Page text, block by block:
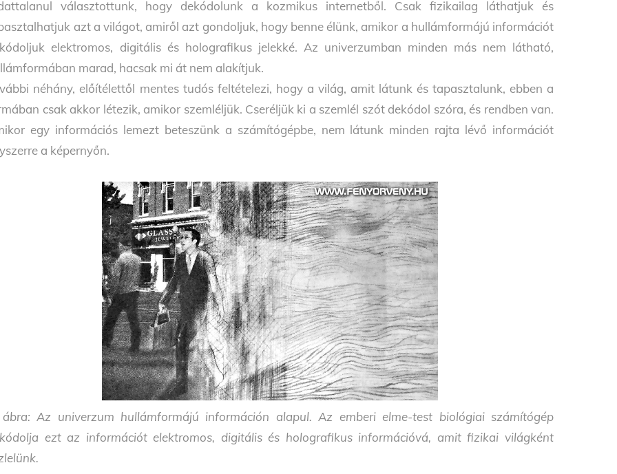
választottunk, hogy dekódolunk a kozmikus internetből. Csak fizikailag láthatjuk és
azt a világot, amiről azt gondoljuk, hogy benne élünk, amikor a hullámformájú információt
elektromos, digitális és holografikus jelekké. Az univerzumban minden más nem látható,
marad, hacsak mi át nem alakítjuk.
néhány, előítélettől mentes tudós feltételezi, hogy a világ, amit látunk és tapasztalunk, ebben a
csak akkor létezik, amikor szemléljük. Cseréljük ki a szemlél szót dekódol szóra, és rendben van.
egy információs lemezt beteszünk a számítógépbe, nem látunk minden rajta lévő információt
a képernyőn.
Az univerzum hullámformájú információn alapul. Az emberi elme-test biológiai számítógép
ezt az információt elektromos, digitális és holografikus információvá, amit fizikai világként